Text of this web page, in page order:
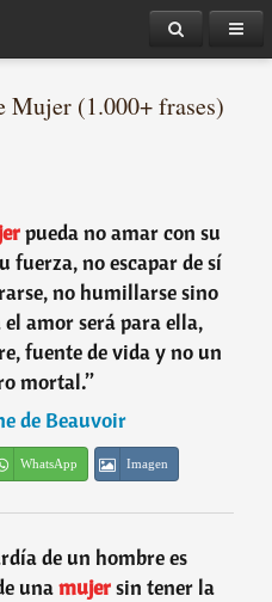
Mujer (1.000+ frases)
pueda no amar con su
fuerza, no escapar de sí
no humillarse sino
amor será para ella,
fuente de vida y no un
mortal.”
de Beauvoir
WhatsApp Imagen
de un hombre es
unamujersin tener la